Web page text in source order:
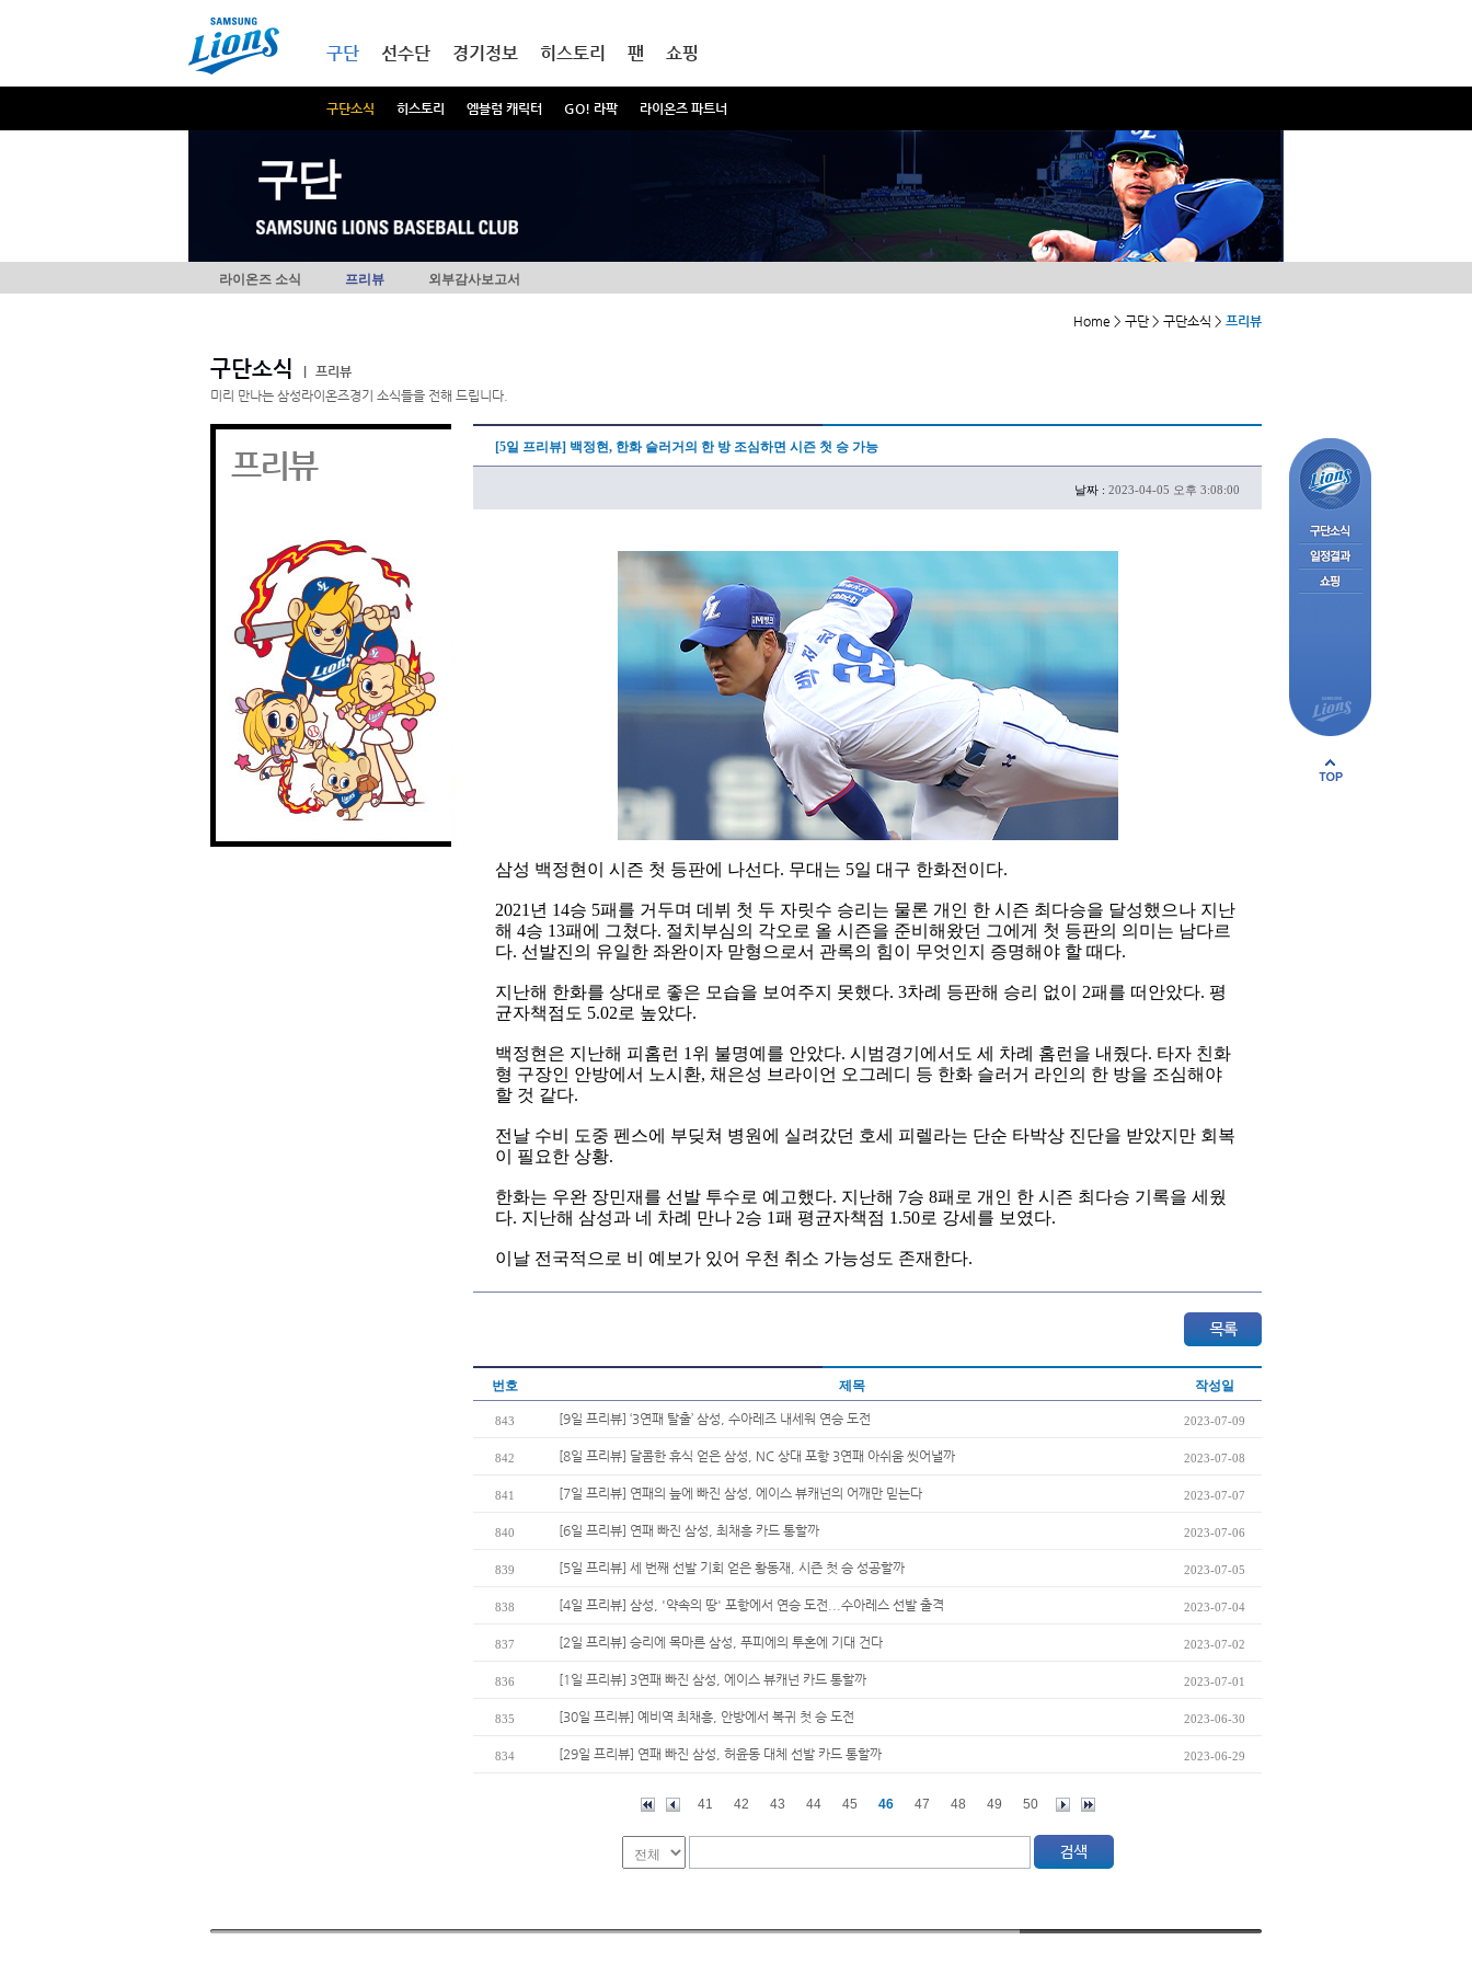
구단
구단소식 히스토리 엠블럼 캐릭터 GO! 라팍 라이온즈 파트너
선수단 경기정보 히스토리 팬 쇼핑
구단
라이온즈 소식 프리뷰 외부감사보고서
Home > 구단 > 구단소식 > 프리뷰
구단소식
프리뷰
미리 만나는 삼성라이온즈경기 소식들을 전해 드립니다.
프리뷰 [5일 프리뷰] 백정현, 한화 슬러거의 한 방 조심하면 시즌 첫 승 가능
날짜 : 2023-04-05 오후 3:08:00
삼성 백정현이 시즌 첫 등판에 나선다. 무대는 5일 대구 한화전이다.
2021년 14승 5패를 거두며 데뷔 첫 두 자릿수 승리는 물론 개인 한 시즌 최다승을 달성했으나 지난
해 4승 13패에 그쳤다. 절치부심의 각오로 올 시즌을 준비해왔던 그에게 첫 등판의 의미는 남다르
다. 선발진의 유일한 좌완이자 맏형으로서 관록의 힘이 무엇인지 증명해야 할 때다.
지난해 한화를 상대로 좋은 모습을 보여주지 못했다. 3차례 등판해 승리 없이 2패를 떠안았다. 평
균자책점도 5.02로 높았다.
백정현은 지난해 피홈런 1위 불명예를 안았다. 시범경기에서도 세 차례 홈런을 내줬다. 타자 친화
형 구장인 안방에서 노시환, 채은성 브라이언 오그레디 등 한화 슬러거 라인의 한 방을 조심해야
할 것 같다.
전날 수비 도중 펜스에 부딪쳐 병원에 실려갔던 호세 피렐라는 단순 타박상 진단을 받았지만 회복
이 필요한 상황.
한화는 우완 장민재를 선발 투수로 예고했다. 지난해 7승 8패로 개인 한 시즌 최다승 기록을 세웠
다. 지난해 삼성과 네 차례 만나 2승 1패 평균자책점 1.50로 강세를 보였다.
이날 전국적으로 비 예보가 있어 우천 취소 가능성도 존재한다.
번호 제목 작성일
843 [9일 프리뷰] ‘3연패 탈출’ 삼성, 수아레즈 내세워 연승 도전 2023-07-09
842 [8일 프리뷰] 달콤한 휴식 얻은 삼성, NC 상대 포항 3연패 아쉬움 씻어낼까 2023-07-08
841 [7일 프리뷰] 연패의 늪에 빠진 삼성, 에이스 뷰캐넌의 어깨만 믿는다 2023-07-07
840 [6일 프리뷰] 연패 빠진 삼성, 최채흥 카드 통할까 2023-07-06
839 [5일 프리뷰] 세 번째 선발 기회 얻은 황동재, 시즌 첫 승 성공할까 2023-07-05
838 [4일 프리뷰] 삼성, '약속의 땅' 포항에서 연승 도전...수아레스 선발 출격 2023-07-04
837 [2일 프리뷰] 승리에 목마른 삼성, 푸피에의 투혼에 기대 건다 2023-07-02
836 [1일 프리뷰] 3연패 빠진 삼성, 에이스 뷰캐넌 카드 통할까 2023-07-01
835 [30일 프리뷰] 예비역 최채흥, 안방에서 복귀 첫 승 도전 2023-06-30
834 [29일 프리뷰] 연패 빠진 삼성, 허윤동 대체 선발 카드 통할까 2023-06-29
41 42 43 44 45 46 47 48 49 50